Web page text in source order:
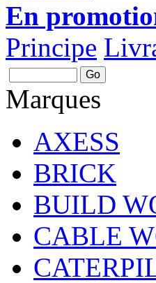
En
Principe
Marques
AXESS
BRICK
BUILD
CABLE